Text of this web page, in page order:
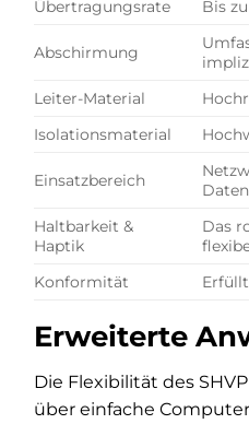
Übertragungsrate
Bis
Abschirmung
Leiter-Material
Isolationsmaterial
Einsatzbereich
Haltbarkeit &
Haptik
Das
Konformität
Erweiterte
Die Flexibilität des
über einfache